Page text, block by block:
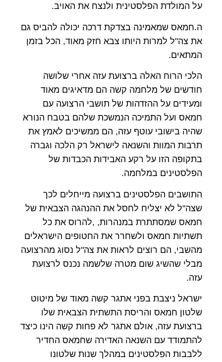
על המולדת הפלסטינית ולנצח את האויב.
ה.חמאס שמאמינה בצדקת דרכה יכולה להביס גם
את צה"ל למרות היותו צבא חזק מאוד, הכל בזמן
המתאים.
הלכי הרוח האלה ברצועת עזה אחרי שלושה
חודשים של מלחמה קשה הם מדאיגים מאוד
ומעידים על ההזדהות של תושבי הרצועה עם
חמאס ועל התמיכה הנמשכת שלהם בטבח הנורא
שהיה בישובי עוטף עזה, הם ממשיכים לאמץ את
תרבות המוות והשנאה לישראל רק הלכה וגברה
בתקופה הזו על רקע האבידות הכבדות של
הפלסטינים במלחמה.
התושבים הפלסטינים ברצועה מייחלים לכך
שצה"ל לא יצליח לחסל את ההנהגה הצבאית של
חמאס שמסתתרת במנהרות, ,להרוס את כל
תשתיות חמאס ולשחרר את החטופים הישראלים
מהשבי, הם רוצים לראות את צה"ל נסוג מהרצועה
מבלי שהשיג שום מטרה שלשמה נכנס לרצועת
עזה.
ישראל ניצבת בפני אתגר קשה מאוד של מיטוט
שלטון חמאס והריסת התשתית הצבאית שלו
ברצועת עזה, אולם אתגר לא פחות קשה הינו כיצד
להתמודד עם השנאה האדירה שחמאס החדיר
ללבבות הפלסטינים במהלך שנות שלטונו